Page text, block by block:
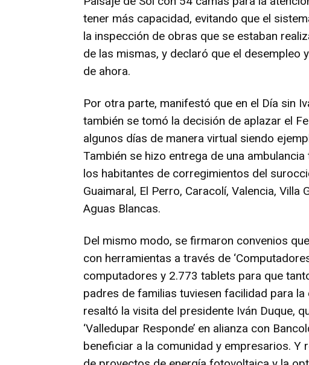
tener más capacidad, evitando que el
la inspección de obras que se estaban
de las mismas, y declaró que el
de ahora.
Por otra parte, manifestó que en el Día sin
también se tomó la decisión de aplazar el
algunos días de manera virtual siendo
También se hizo entrega de una
los habitantes de corregimientos del
Guaimaral, El Perro, Caracolí, Valencia,
Aguas Blancas.
Del mismo modo, se firmaron convenios
con herramientas a través de
computadores y 2.773 tablets para que
padres de familias tuviesen facilidad para
resaltó la visita del presidente Iván Duque,
‘Valledupar Responde’ en alianza con
beneficiar a la comunidad y empresarios. Y